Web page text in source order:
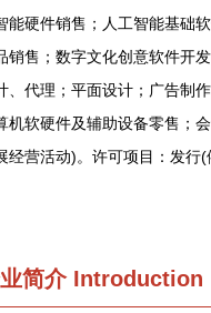
能硬件销售；人工智能基础
销售；数字文化创意软件开
、代理；平面设计；广告制
机软硬件及辅助设备零售；
经营活动)。许可项目：发行
简介Introduction